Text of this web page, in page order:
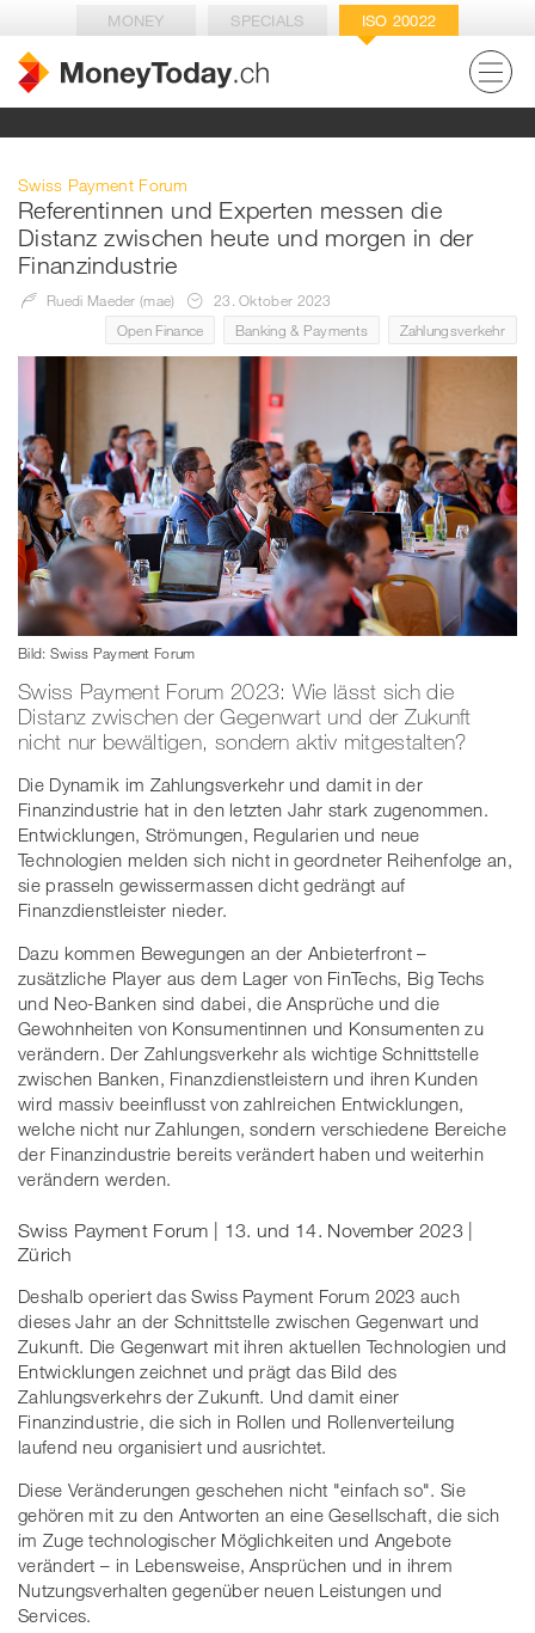
MONEY SPECIALS ISO 20022
Swiss Payment Forum
Referentinnen und Experten messen die
Distanz zwischen heute und morgen in der
Finanzindustrie
Ruedi Maeder (mae)
23. Oktober 2023
Open Finance
Banking & Payments Zahlungsverkehr
Bild: Swiss Payment Forum
Swiss Payment Forum 2023: Wie lässt sich die
Distanz zwischen der Gegenwart und der Zukunft
nicht nur bewältigen, sondern aktiv mitgestalten?
Die Dynamik im Zahlungsverkehr und damit in der
Finanzindustrie hat in den letzten Jahr stark zugenommen.
Entwicklungen, Strömungen, Regularien und neue
Technologien melden sich nicht in geordneter Reihenfolge an,
sie prasseln gewissermassen dicht gedrängt auf
Finanzdienstleister nieder.
Dazu kommen Bewegungen an der Anbieterfront –
zusätzliche Player aus dem Lager von FinTechs, Big Techs
und Neo-Banken sind dabei, die Ansprüche und die
Gewohnheiten von Konsumentinnen und Konsumenten zu
verändern. Der Zahlungsverkehr als wichtige Schnittstelle
zwischen Banken, Finanzdienstleistern und ihren Kunden
wird massiv beeinflusst von zahlreichen Entwicklungen,
welche nicht nur Zahlungen, sondern verschiedene Bereiche
der Finanzindustrie bereits verändert haben und weiterhin
verändern werden.
Swiss Payment Forum | 13. und 14. November 2023 |
Zürich
Deshalb operiert das Swiss Payment Forum 2023 auch
dieses Jahr an der Schnittstelle zwischen Gegenwart und
Zukunft. Die Gegenwart mit ihren aktuellen Technologien und
Entwicklungen zeichnet und prägt das Bild des
Zahlungsverkehrs der Zukunft. Und damit einer
Finanzindustrie, die sich in Rollen und Rollenverteilung
laufend neu organisiert und ausrichtet.
Diese Veränderungen geschehen nicht "einfach so". Sie
gehören mit zu den Antworten an eine Gesellschaft, die sich
im Zuge technologischer Möglichkeiten und Angebote
verändert – in Lebensweise, Ansprüchen und in ihrem
Nutzungsverhalten gegenüber neuen Leistungen und
Services.